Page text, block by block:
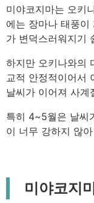
미야코지마는 오키
에는 장마나 태풍이
가 변덕스러워지기
하지만 오키나와의
교적 안정적이어서
날씨가 이어져 사
특히 4~5월은 날씨
이 너무 강하지 않
미야코지